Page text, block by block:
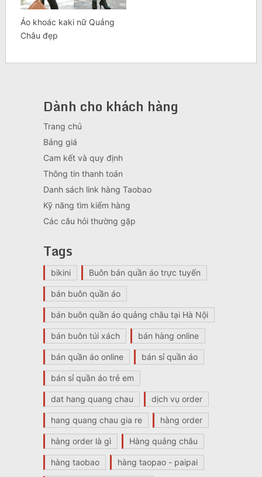
Áo khoác kaki nữ Quảng
Châu đẹp
Dành cho khách hàng
Trang chủ
Bảng giá
Cam kết và quy định
Thông tin thanh toán
Danh sách link hàng Taobao
Kỹ năng tìm kiếm hàng
Các câu hỏi thường gặp
Tags
bikini Buôn bán quần áo trực tuyến
bán buôn quần áo
bán buôn quần áo quảng châu tại Hà Nội
bán buôn túi xách bán hàng online
bán quần áo online bán sỉ quần áo
bán sỉ quần áo trẻ em
dat hang quang chau dịch vụ order
hang quang chau gia re hàng order
hàng order là gì Hàng quảng châu
hàng taobao hàng taopao - paipai